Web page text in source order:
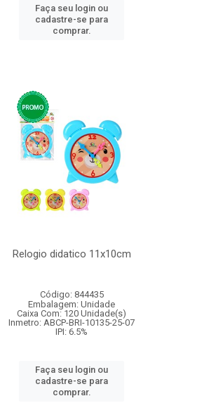
Faça seu login ou
cadastre-se para
comprar.
Relogio didatico 11x10cm
Código: 844435
Embalagem: Unidade
Caixa Com: 120 Unidade(s)
Inmetro: ABCP-BRI-10135-25-07
IPI: 6.5%
Faça seu login ou
cadastre-se para
comprar.